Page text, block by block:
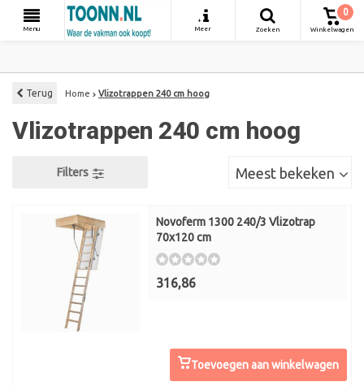
Menu
+
Meer
Zoeken
0
Winkelwagen
Terug Home Vlizotrappen 240 cm hoog
Vlizotrappen 240 cm hoog
Filters Meest bekeken
Novoferm 1300 240/3 Vlizotrap
70x120 cm
316,86
Toevoegen aan winkelwagen